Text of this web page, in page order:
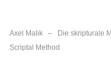
Axel Malik – Die skripturale
Scriptal Method